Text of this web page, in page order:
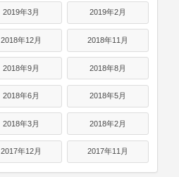
2019年3月 2019年2月
2018年12月 2018年11月
2018年9月 2018年8月
2018年6月 2018年5月
2018年3月 2018年2月
2017年12月 2017年11月